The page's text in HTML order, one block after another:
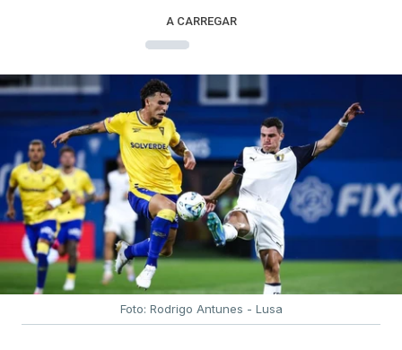
A CARREGAR
Foto: Rodrigo Antunes - Lusa